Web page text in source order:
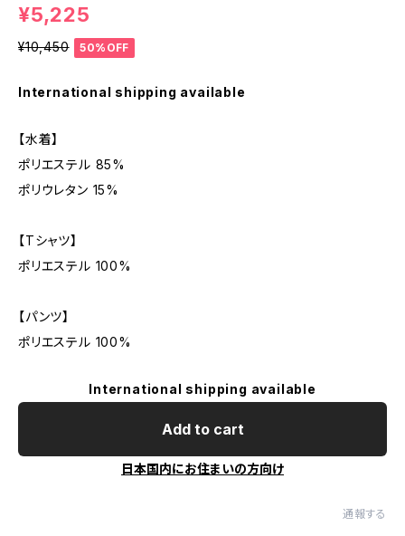
¥5,225
¥10,450 50%OFF
International shipping available
【水着】
ポリエステル 85%
ポリウレタン 15%
【Tシャツ】
ポリエステル 100%
【パンツ】
ポリエステル 100%
International shipping available
Add to cart
日本国内にお住まいの方向け
通報する